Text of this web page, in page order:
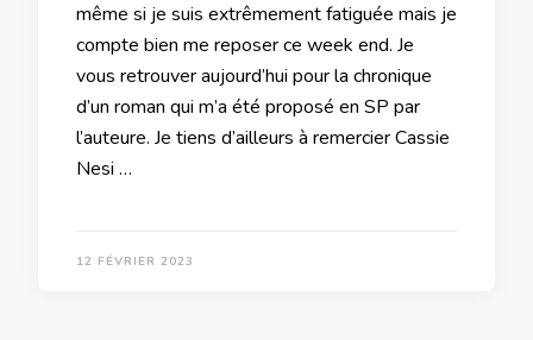
même si je suis extrêmement fatiguée mais je
compte bien me reposer ce week end. Je
vous retrouver aujourd’hui pour la chronique
d’un roman qui m’a été proposé en SP par
l’auteure. Je tiens d’ailleurs à remercier Cassie
Nesi …
12 FÉVRIER 2023